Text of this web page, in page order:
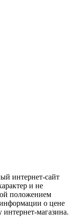
интернет-сайт
и не
положением
о цене
магазина.